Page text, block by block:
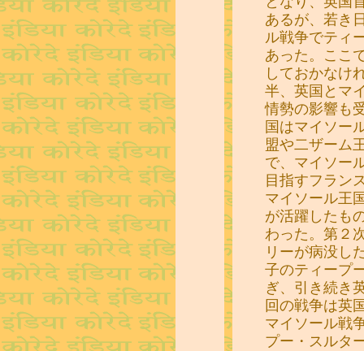
あるが、若き
ル戦争でティ
あった。ここ
しておかなけ
半、英国とマ
情勢の影響も
国はマイソー
盟や二ザーム
で、マイソー
目指すフラン
マイソール王
が活躍したも
わった。第２
リーが病没し
子のティープ
ぎ、引き続き
回の戦争は英
マイソール戦
プー・スルタ